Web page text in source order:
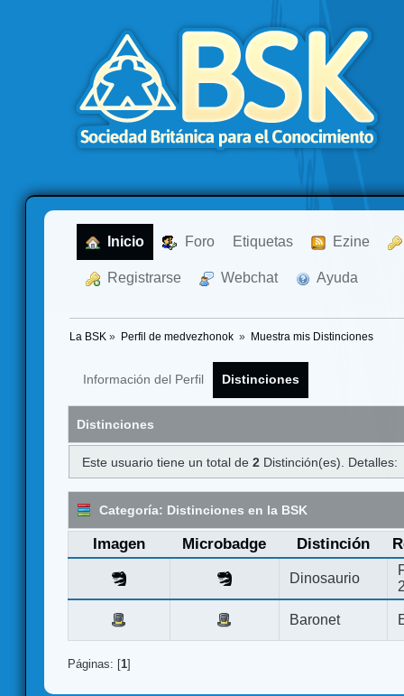
Inicio Foro Etiquetas Ezine
Registrarse Webchat Ayuda
La BSK » Perfil de medvezhonok » Muestra mis Distinciones
Información del Perfil Distinciones
Distinciones
Este usuario tiene un total de2 Distinción(es). Detalles:
Categoría: Distinciones en la BSK
Imagen Microbadge Distinción
Dinosaurio
Baronet
Páginas: [1]